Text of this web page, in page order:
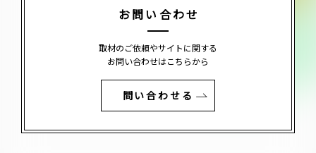
お問い合わせ
取材のご依頼やサイトに関する
お問い合わせはこちらから
問い合わせる